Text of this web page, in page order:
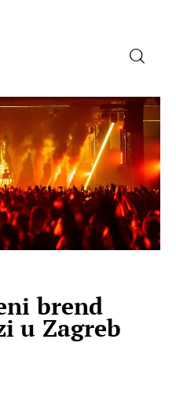
brend
u Zagreb